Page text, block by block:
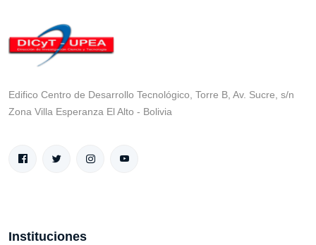
Edifico Centro de Desarrollo Tecnológico, Torre B, Av. Sucre, s/n
Zona Villa Esperanza El Alto - Bolivia
Instituciones